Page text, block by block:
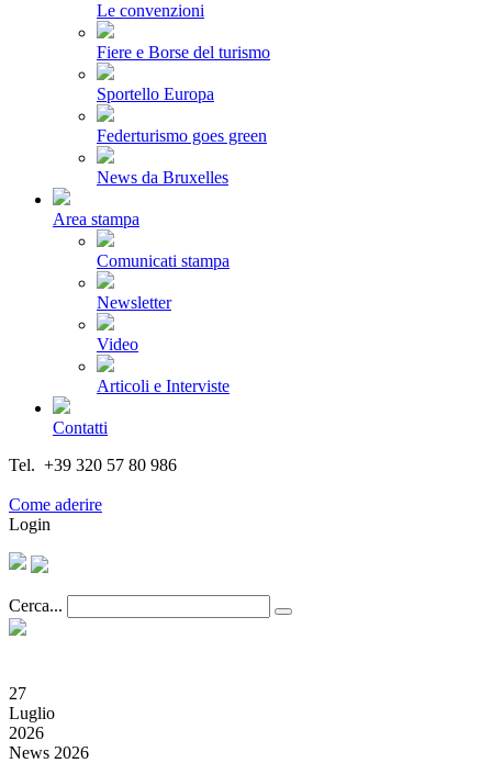
Le convenzioni
Fiere e Borse del turismo
Sportello Europa
Federturismo goes green
News da Bruxelles
Area stampa
Comunicati stampa
Newsletter
Video
Articoli e Interviste
Contatti
Tel. +39 320 57 80 986
Come aderire
Login
Cerca...
27
Luglio
2026
News 2026